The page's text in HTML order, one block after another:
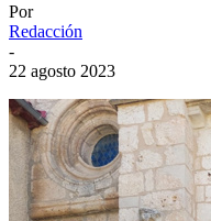
Por
Redacción
-
22 agosto 2023